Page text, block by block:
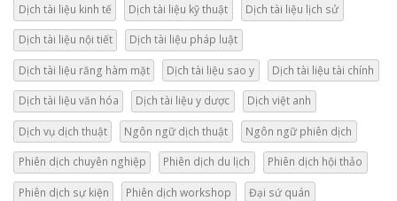
Dịch tài liệu kinh tế Dịch tài liệu kỹ thuật Dịch tài liệu lịch sử
Dịch tài liệu nội tiết Dịch tài liệu pháp luật
Dịch tài liệu răng hàm mặt Dịch tài liệu sao y Dịch tài liệu tài chính
Dịch tài liệu văn hóa Dịch tài liệu y dược Dịch việt anh
Dịch vụ dịch thuật Ngôn ngữ dịch thuật Ngôn ngữ phiên dịch
Phiên dịch chuyên nghiệp Phiên dịch du lịch Phiên dịch hội thảo
Phiên dịch sự kiện Phiên dịch workshop Đại sứ quán